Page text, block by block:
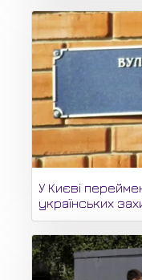
У Києві
українських